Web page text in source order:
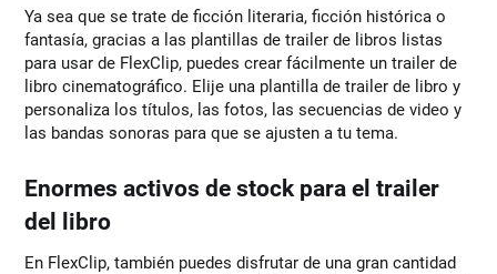
Ya sea que se trate de ficción literaria, ficción histórica o
fantasía, gracias a las plantillas de trailer de libros listas
para usar de FlexClip, puedes crear fácilmente un trailer de
libro cinematográfico. Elije una plantilla de trailer de libro y
personaliza los títulos, las fotos, las secuencias de video y
las bandas sonoras para que se ajusten a tu tema.
Enormes activos de stock para el trailer
del libro
En FlexClip, también puedes disfrutar de una gran cantidad